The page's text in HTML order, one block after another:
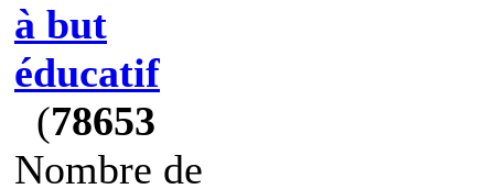
à but
éducatif
(78653
Nombre de